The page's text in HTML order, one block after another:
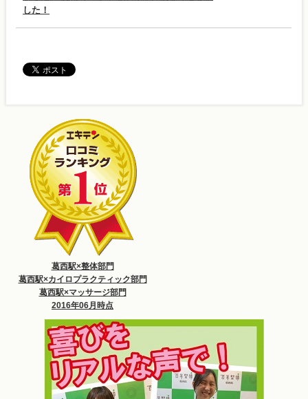
した！
葛西駅×整体部門
葛西駅×カイロプラクティック部門
葛西駅×マッサージ部門
2016年06月時点